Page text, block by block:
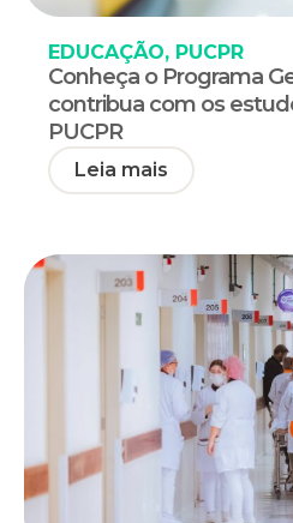
EDUCAÇÃO, PUCPR
Conheça o Programa
contribua com os
PUCPR
Leia mais